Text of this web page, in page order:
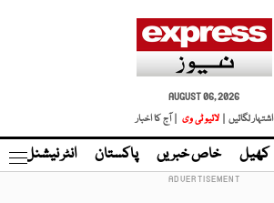
AUGUST 06, 2026
اشتہار لگائیں |
لائیو ٹی وی | آج کا اخبار
کھیل خاص خبریں پاکستان انٹر نیشنل